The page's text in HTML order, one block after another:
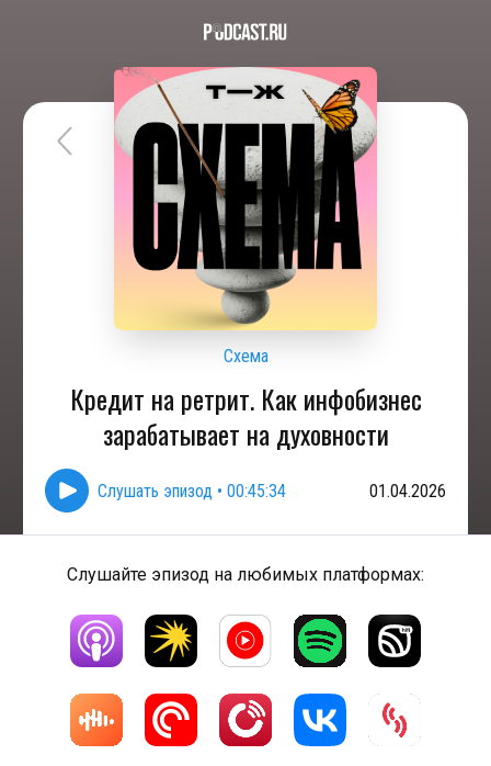
Схема
Кредит на ретрит. Как инфобизнес
зарабатывает на духовности
Слушать эпизод • 00:45:34 01.04.2026
Слушайте эпизод на любимых платформах: